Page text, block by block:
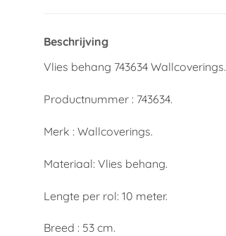
Beschrijving
Vlies behang 743634 Wallcoverings.
Productnummer : 743634.
Merk : Wallcoverings.
Materiaal: Vlies behang.
Lengte per rol: 10 meter.
Breed : 53 cm.